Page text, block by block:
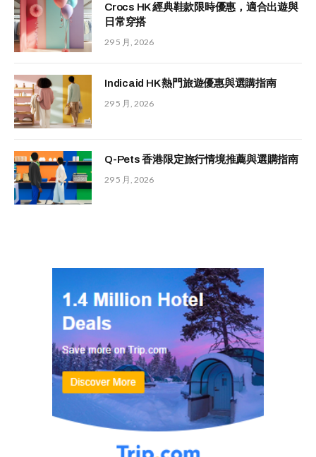
Crocs HK 經典鞋款限時優惠，適合出遊與
日常穿搭
29 5 月, 2026
Indicaid HK 熱門旅遊優惠與選購指南
29 5 月, 2026
Q-Pets 香港限定旅行情境推薦與選購指南
29 5 月, 2026